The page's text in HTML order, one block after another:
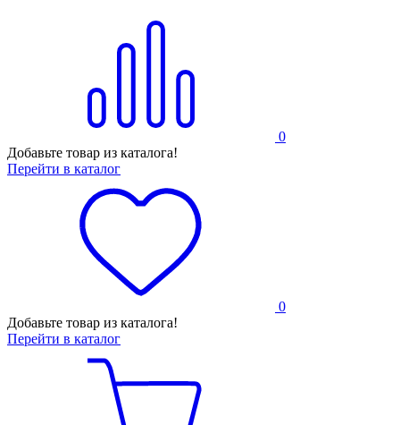
0
Добавьте товар из каталога!
Перейти в каталог
0
Добавьте товар из каталога!
Перейти в каталог